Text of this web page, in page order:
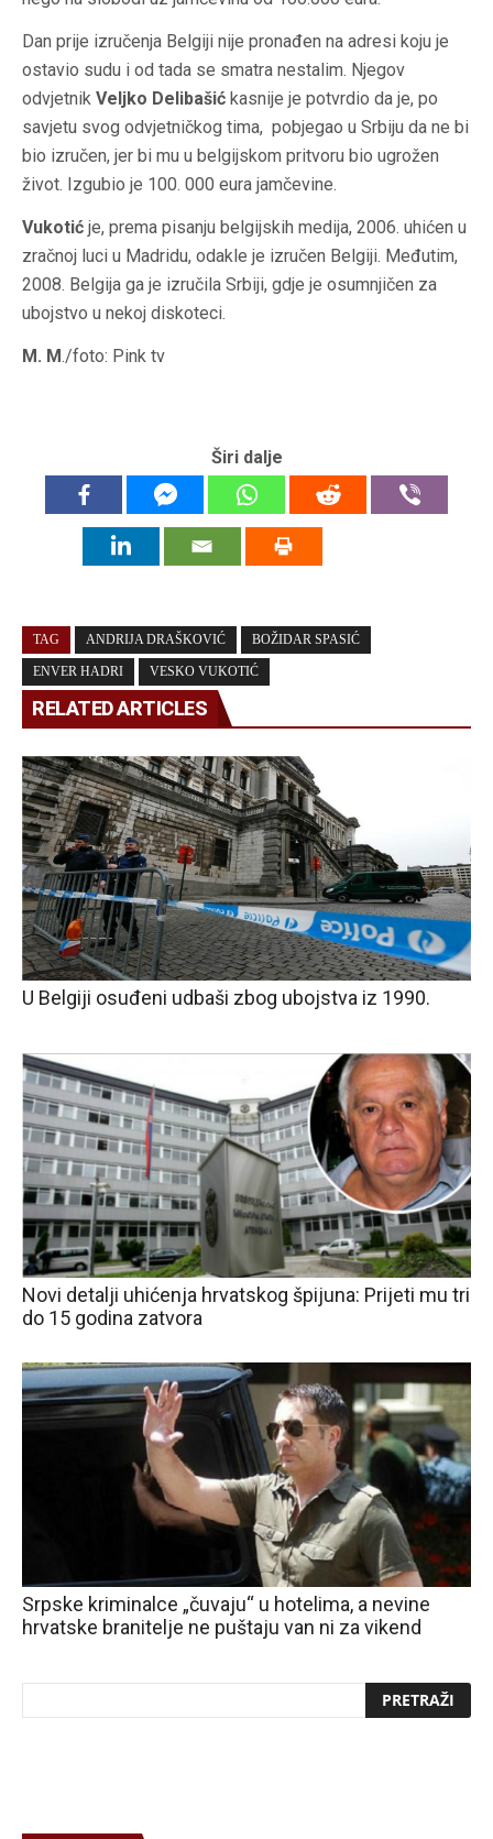
Dan prije izručenja Belgiji nije pronađen na adresi koju je
ostavio sudu i od tada se smatra nestalim. Njegov
odvjetnik Veljko Delibašić kasnije je potvrdio da je, po
savjetu svog odvjetničkog tima, pobjegao u Srbiju da ne bi
bio izručen, jer bi mu u belgijskom pritvoru bio ugrožen
život. Izgubio je 100. 000 eura jamčevine.
Vukotić je, prema pisanju belgijskih medija, 2006. uhićen u
zračnoj luci u Madridu, odakle je izručen Belgiji. Međutim,
2008. Belgija ga je izručila Srbiji, gdje je osumnjičen za
ubojstvo u nekoj diskoteci.
M. M./foto: Pink tv
Širi dalje
TAG ANDRIJA DRAŠKOVIĆ BOŽIDAR SPASIĆ
ENVER HADRI VESKO VUKOTIĆ
RELATED ARTICLES
U Belgiji osuđeni udbaši zbog ubojstva iz 1990.
Novi detalji uhićenja hrvatskog špijuna: Prijeti mu tri
do 15 godina zatvora
Srpske kriminalce „čuvaju“ u hotelima, a nevine
hrvatske branitelje ne puštaju van ni za vikend